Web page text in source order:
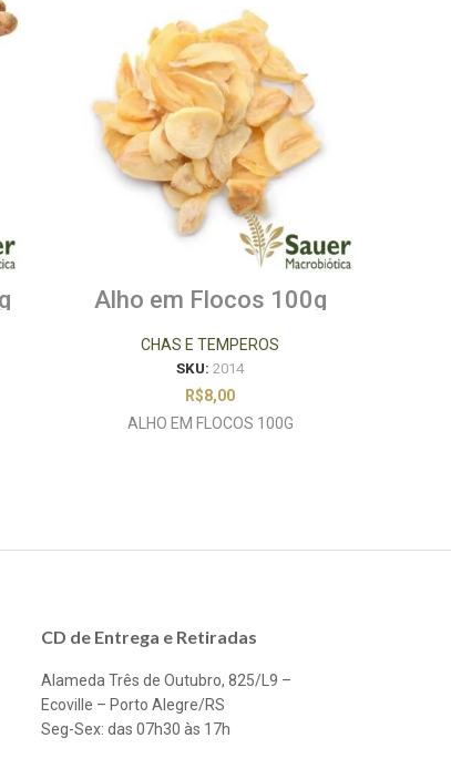
Alho em Flocos 100g
CHAS E TEMPEROS
SKU: 2014
R$8,00
ALHO EM FLOCOS 100G
CD de Entrega e Retiradas
Alameda Três de Outubro, 825/L9 –
Ecoville – Porto Alegre/RS
Seg-Sex: das 07h30 às 17h